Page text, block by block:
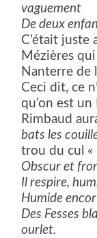
vaguement
De deux
C’était juste
Mézières
Nanterre de
Ceci dit, ce
qu’on est un
Rimbaud
bats les
trou du cul «
Obscur et
Il respire,
Humide
Des Fesses
ourlet.